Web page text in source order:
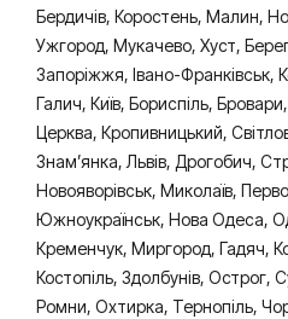
Бердичів, Коростень, Малин,
Ужгород, Мукачево, Хуст,
Запоріжжя, Івано-
Галич, Київ, Бориспіль,
Церква, Кропивницький,
Знам’янка, Львів, Дрогобич,
Новояворівськ, Миколаїв,
Южноукраїнськ, Нова Одеса,
Кременчук, Миргород, Гадяч,
Костопіль, Здолбунів, Острог,
Ромни, Охтирка, Тернопіль,